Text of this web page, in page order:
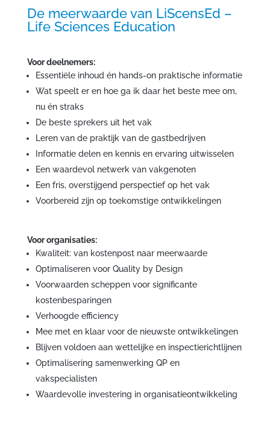
De meerwaarde van LiScensEd –
Life Sciences Education
Voor deelnemers:
Essentiële inhoud én hands-on praktische informatie
Wat speelt er en hoe ga ik daar het beste mee om,
nu én straks
De beste sprekers uit het vak
Leren van de praktijk van de gastbedrijven
Informatie delen en kennis en ervaring uitwisselen
Een waardevol netwerk van vakgenoten
Een fris, overstijgend perspectief op het vak
Voorbereid zijn op toekomstige ontwikkelingen
Voor organisaties:
Kwaliteit: van kostenpost naar meerwaarde
Optimaliseren voor Quality by Design
Voorwaarden scheppen voor significante
kostenbesparingen
Verhoogde efficiency
Mee met en klaar voor de nieuwste ontwikkelingen
Blijven voldoen aan wettelijke en inspectierichtlijnen
Optimalisering samenwerking QP en
vakspecialisten
Waardevolle investering in organisatieontwikkeling